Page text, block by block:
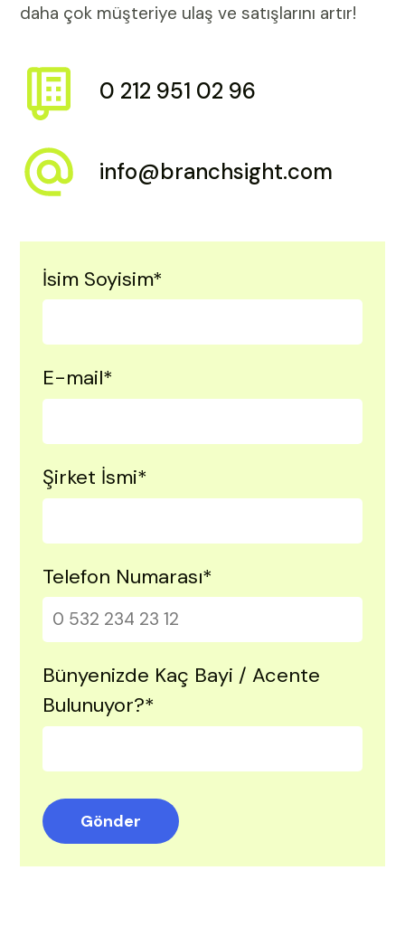
daha çok müşteriye ulaş ve satışlarını artır!
0 212 951 02 96
info@branchsight.com
İsim Soyisim*
E-mail*
Şirket İsmi*
Telefon Numarası*
Bünyenizde Kaç Bayi / Acente
Bulunuyor?*
Gönder